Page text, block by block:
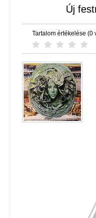
Új
Tartalom értékelése (0